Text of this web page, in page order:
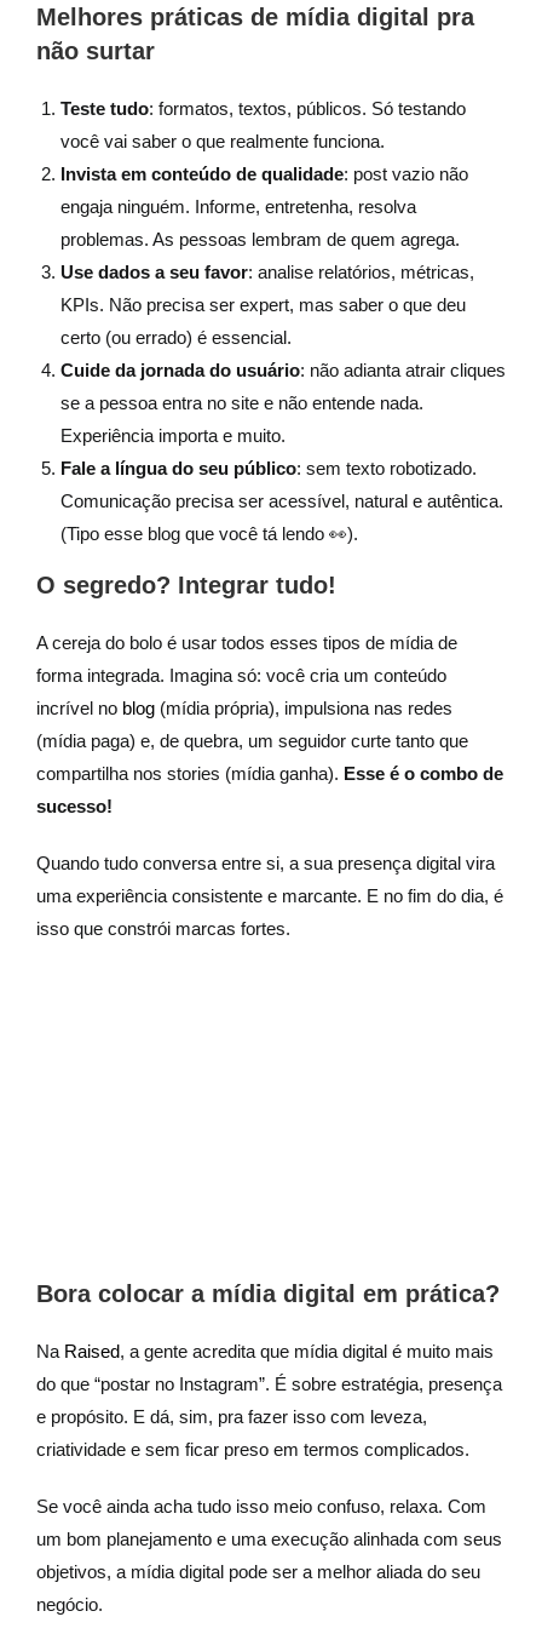
Melhores práticas de mídia digital pra
não surtar
Teste tudo: formatos, textos, públicos. Só testando
você vai saber o que realmente funciona.
Invista em conteúdo de qualidade: post vazio não
engaja ninguém. Informe, entretenha, resolva
problemas. As pessoas lembram de quem agrega.
Use dados a seu favor: analise relatórios, métricas,
KPIs. Não precisa ser expert, mas saber o que deu
certo (ou errado) é essencial.
Cuide da jornada do usuário: não adianta atrair cliques
se a pessoa entra no site e não entende nada.
Experiência importa e muito.
Fale a língua do seu público: sem texto robotizado.
Comunicação precisa ser acessível, natural e autêntica.
(Tipo esse blog que você tá lendo 👀).
O segredo? Integrar tudo!
A cereja do bolo é usar todos esses tipos de mídia de
forma integrada. Imagina só: você cria um conteúdo
incrível no blog (mídia própria), impulsiona nas redes
(mídia paga) e, de quebra, um seguidor curte tanto que
compartilha nos stories (mídia ganha). Esse é o combo de
sucesso!
Quando tudo conversa entre si, a sua presença digital vira
uma experiência consistente e marcante. E no fim do dia, é
isso que constrói marcas fortes.
Bora colocar a mídia digital em prática?
Na Raised, a gente acredita que mídia digital é muito mais
do que “postar no Instagram”. É sobre estratégia, presença
e propósito. E dá, sim, pra fazer isso com leveza,
criatividade e sem ficar preso em termos complicados.
Se você ainda acha tudo isso meio confuso, relaxa. Com
um bom planejamento e uma execução alinhada com seus
objetivos, a mídia digital pode ser a melhor aliada do seu
negócio.